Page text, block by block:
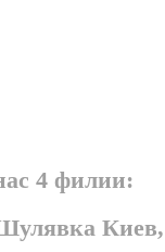
4 филии: